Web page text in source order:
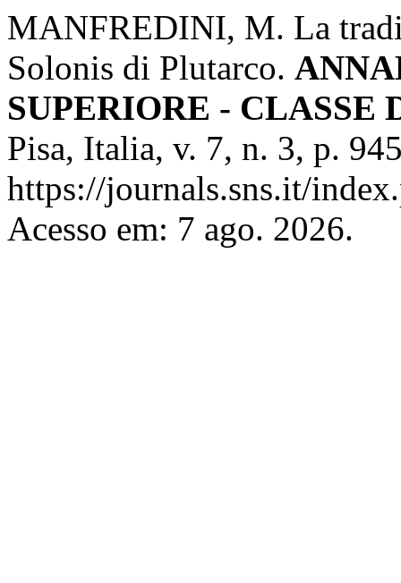
MANFREDINI, M. La
Solonis di Plutarco.
SUPERIORE -
Pisa, Italia, v. 7, n. 3, p.
https://journals.sns.it/
Acesso em: 7 ago. 2026.